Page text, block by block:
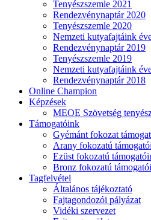
Tenyészszemle 2021
Rendezvénynaptár 2020
Tenyészszemle 2020
Nemzeti kutyafajtáink
Rendezvénynaptár 2019
Tenyészszemle 2019
Nemzeti kutyafajtáink
Rendezvénynaptár 2018
Online Champion
Képzések
MEOE Szövetség
Támogatóink
Gyémánt fokozat
Arany fokozatú
Ezüst fokozatú
Bronz fokozatú
Tagfelvétel
Általános tájékoztató
Fajtagondozói pályázat
Vidéki szervezet